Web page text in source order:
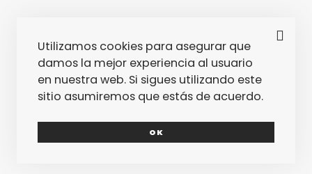
Utilizamos cookies para asegurar que
damos la mejor experiencia al usuario
en nuestra web. Si sigues utilizando este
sitio asumiremos que estás de acuerdo.
OK